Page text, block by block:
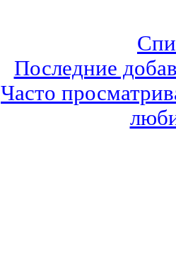
Последние
Часто